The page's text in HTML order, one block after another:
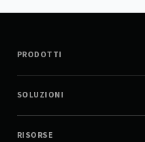
PRODOTTI
SOLUZIONI
RISORSE